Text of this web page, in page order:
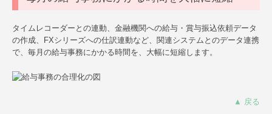
タイムレコーダーとの連動、金融機関への給与・賞与振込依頼データ
の作成、FXシリーズへの仕訳連動など、関連システムとのデータ連携
で、毎月の給与事務にかかる時間を、大幅に短縮します。
▲ 戻る